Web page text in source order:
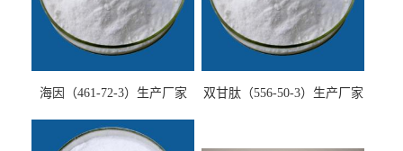
海因（461-72-3）生产厂家 双甘肽（556-50-3）生产厂家